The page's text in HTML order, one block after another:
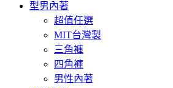
型男內著
超值任選
MIT台灣製
三角褲
四角褲
男性內著